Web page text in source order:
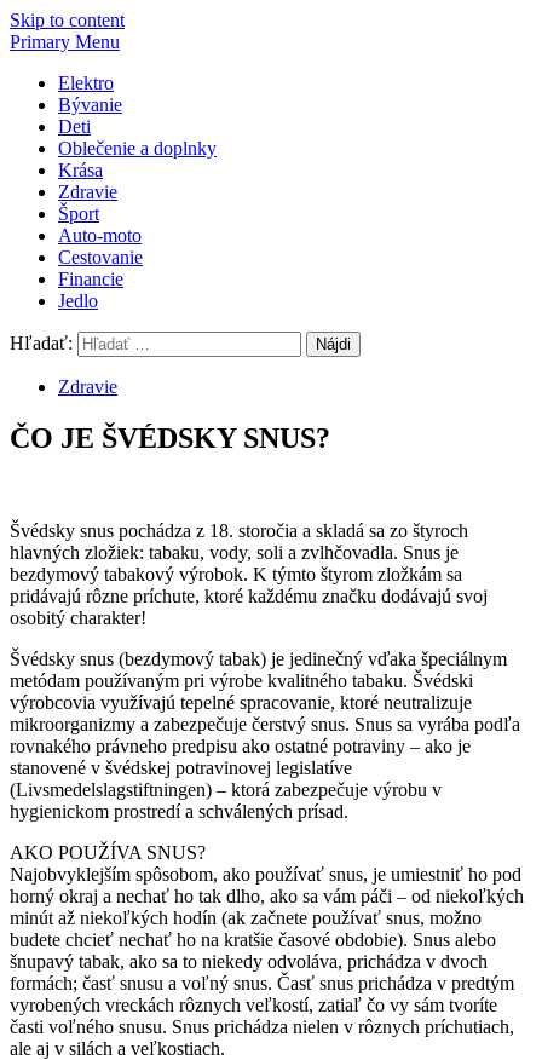
Skip to content
Primary Menu
Elektro
Bývanie
Deti
Oblečenie a doplnky
Krása
Zdravie
Šport
Auto-moto
Cestovanie
Financie
Jedlo
Hľadať:
Zdravie
ČO JE ŠVÉDSKY SNUS?
Švédsky snus pochádza z 18. storočia a skladá sa zo štyroch
hlavných zložiek: tabaku, vody, soli a zvlhčovadla. Snus je
bezdymový tabakový výrobok. K týmto štyrom zložkám sa
pridávajú rôzne príchute, ktoré každému značku dodávajú svoj
osobitý charakter!
Švédsky snus (bezdymový tabak) je jedinečný vďaka špeciálnym
metódam používaným pri výrobe kvalitného tabaku. Švédski
výrobcovia využívajú tepelné spracovanie, ktoré neutralizuje
mikroorganizmy a zabezpečuje čerstvý snus. Snus sa vyrába podľa
rovnakého právneho predpisu ako ostatné potraviny – ako je
stanovené v švédskej potravinovej legislatíve
(Livsmedelslagstiftningen) – ktorá zabezpečuje výrobu v
hygienickom prostredí a schválených prísad.
AKO POUŽÍVA SNUS?
Najobvyklejším spôsobom, ako používať snus, je umiestniť ho pod
horný okraj a nechať ho tak dlho, ako sa vám páči – od niekoľkých
minút až niekoľkých hodín (ak začnete používať snus, možno
budete chcieť nechať ho na kratšie časové obdobie). Snus alebo
šnupavý tabak, ako sa to niekedy odvoláva, prichádza v dvoch
formách; časť snusu a voľný snus. Časť snus prichádza v predtým
vyrobených vreckách rôznych veľkostí, zatiaľ čo vy sám tvoríte
časti voľného snusu. Snus prichádza nielen v rôznych príchutiach,
ale aj v silách a veľkostiach.